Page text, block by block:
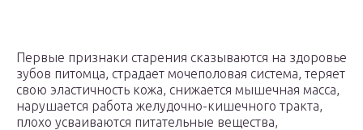
Первые признаки старения сказываются на здоровье
зубов питомца, страдает мочеполовая система, теряет
свою эластичность кожа, снижается мышечная масса,
нарушается работа желудочно-кишечного тракта,
плохо усваиваются питательные вещества,